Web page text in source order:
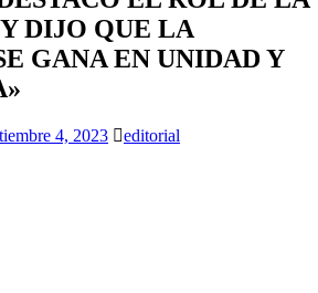
DIJO QUE LA
GANA EN UNIDAD Y
4, 2023 editorial